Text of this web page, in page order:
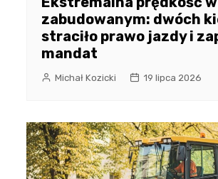
zabudowanym: dwóch
straciło prawo jazdy i
mandat
Michał Kozicki 19 lipca 2026